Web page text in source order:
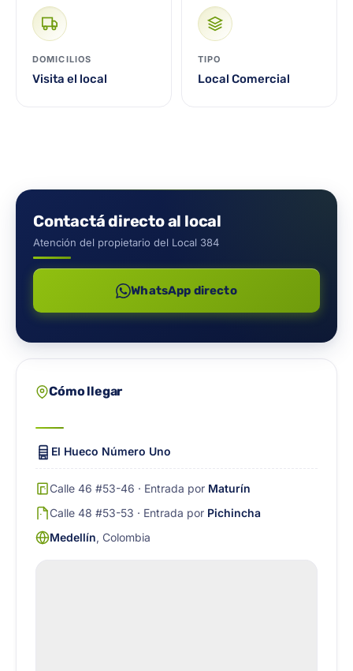
DOMICILIOS
Visita el local
TIPO
Local Comercial
Contactá directo al local
Atención del propietario del Local 384
WhatsApp directo
Cómo llegar
El Hueco Número Uno
Calle 46 #53-46 · Entrada por Maturín
Calle 48 #53-53 · Entrada por Pichincha
Medellín, Colombia